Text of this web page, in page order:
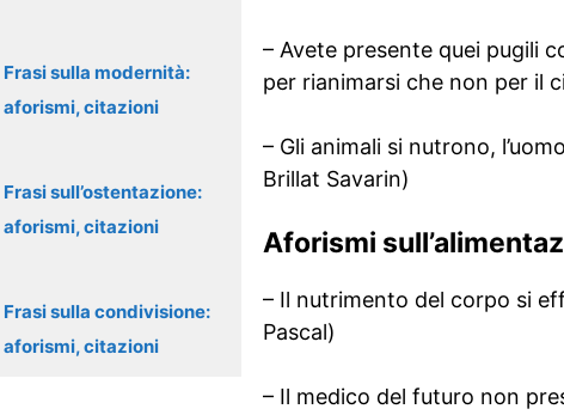
– Avete presente quei pugili
per rianimarsi che non per il
– Gli animali si nutrono,
Brillat Savarin)
Aforismi
– Il nutrimento del corpo si
Pascal)
– Il medico del futuro non
Frasi sulla modernità:
aforismi, citazioni
Frasi sull’ostentazione:
aforismi, citazioni
Frasi sulla condivisione:
aforismi, citazioni